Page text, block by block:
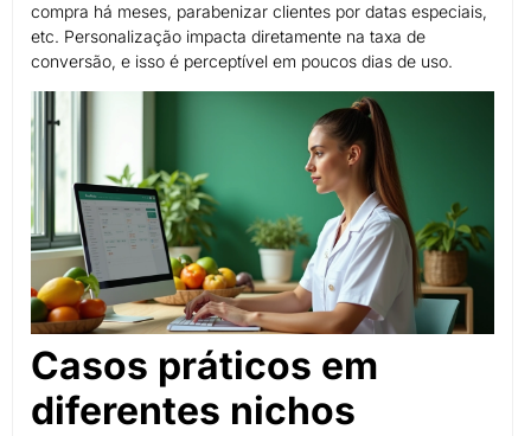
compra há meses, parabenizar clientes por datas especiais,
etc. Personalização impacta diretamente na taxa de
conversão, e isso é perceptível em poucos dias de uso.
Casos práticos em
diferentes nichos